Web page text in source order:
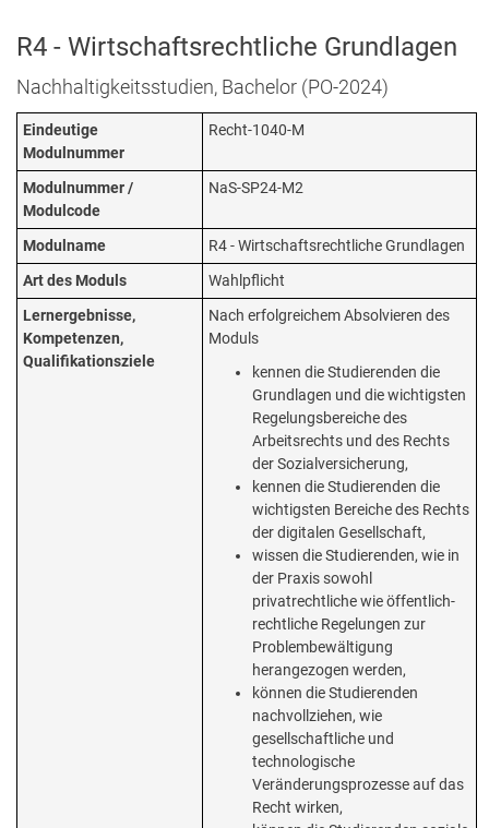
R4 - Wirtschaftsrechtliche Grundlagen
Nachhaltigkeitsstudien, Bachelor (PO-2024)
Eindeutige
Modulnummer
Recht-1040-M
Modulnummer /
Modulcode
NaS-SP24-M2
Modulname
R4 - Wirtschaftsrechtliche Grundlagen
Art des Moduls
Wahlpflicht
Lernergebnisse,
Kompetenzen,
Qualifikationsziele
Nach erfolgreichem Absolvieren des
Moduls
kennen die Studierenden die
Grundlagen und die wichtigsten
Regelungsbereiche des
Arbeitsrechts und des Rechts
der Sozialversicherung,
kennen die Studierenden die
wichtigsten Bereiche des Rechts
der digitalen Gesellschaft,
wissen die Studierenden, wie in
der Praxis sowohl
privatrechtliche wie öffentlich-
rechtliche Regelungen zur
Problembewältigung
herangezogen werden,
können die Studierenden
nachvollziehen, wie
gesellschaftliche und
technologische
Veränderungsprozesse auf das
Recht wirken,